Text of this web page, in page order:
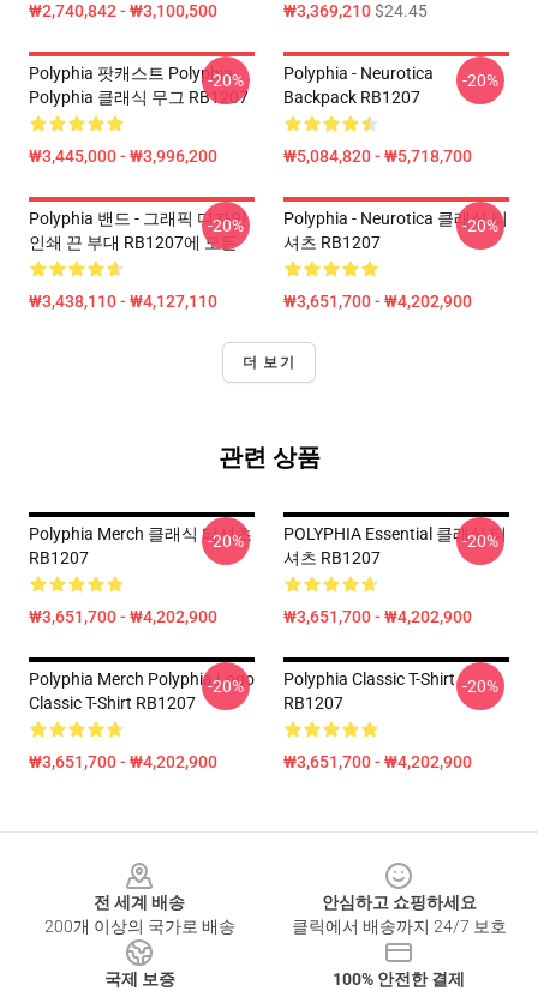
₩2,740,842 - ₩3,100,500 ₩3,369,210$24.45
Polyphia 팟캐스트 Polyphia
Polyphia 클래식 무그 RB1207
₩3,445,000 - ₩3,996,200
-20%
Polyphia - Neurotica
Backpack RB1207
₩5,084,820 - ₩5,718,700
-20%
Polyphia 밴드 - 그래픽 디자인
인쇄 끈 부대 RB1207에 모든
₩3,438,110 - ₩4,127,110
-20%
Polyphia - Neurotica 클래식 티
셔츠 RB1207
₩3,651,700 - ₩4,202,900
-20%
더 보기
관련 상품
Polyphia Merch 클래식 티셔츠
RB1207
₩3,651,700 - ₩4,202,900
-20%
POLYPHIA Essential 클래식 티
셔츠 RB1207
₩3,651,700 - ₩4,202,900
-20%
Polyphia Merch Polyphia Logo
Classic T-Shirt RB1207
₩3,651,700 - ₩4,202,900
-20%
Polyphia Classic T-Shirt
RB1207
₩3,651,700 - ₩4,202,900
-20%
전 세계 배송
200개 이상의 국가로 배송
안심하고 쇼핑하세요
클릭에서 배송까지 24/7 보호
국제 보증
100% 안전한 결제